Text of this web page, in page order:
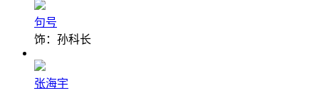
句号
饰：孙科长
张海宇